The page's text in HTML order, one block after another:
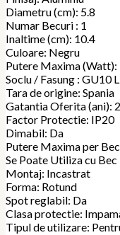
Diametru (cm): 5.8
Numar Becuri : 1
Inaltime (cm): 10.4
Culoare: Negru
Putere Maxima (Watt):
Soclu / Fasung : GU10
Tara de origine: Spania
Gatantia Oferita (ani): 2
Factor Protectie: IP20
Dimabil: Da
Putere Maxima per
Se Poate Utiliza cu
Montaj: Incastrat
Forma: Rotund
Spot reglabil: Da
Clasa protectie:
Tipul de utilizare: